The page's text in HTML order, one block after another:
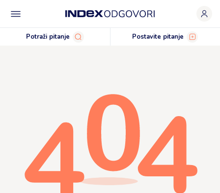
Potraži pitanje Postavite pitanje